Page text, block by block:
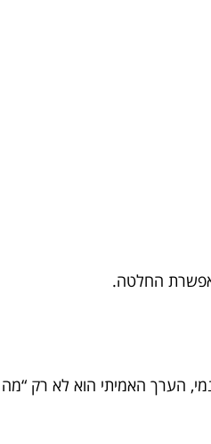
החלטה.
הערך האמיתי הוא לא רק